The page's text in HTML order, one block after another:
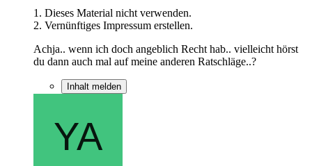
1. Dieses Material nicht verwenden.
2. Vernünftiges Impressum erstellen.
Achja.. wenn ich doch angeblich Recht hab.. vielleicht hörst
du dann auch mal auf meine anderen Ratschläge..?
Inhalt melden